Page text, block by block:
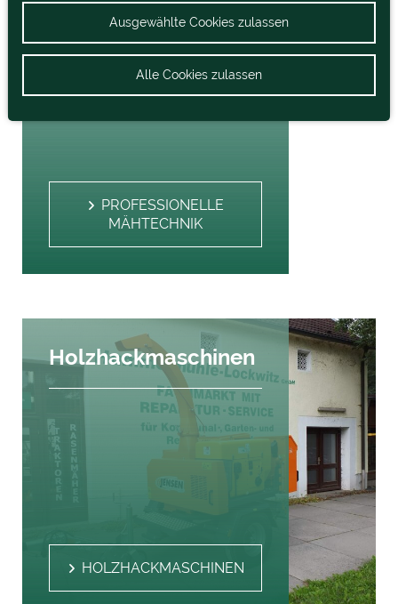
Ausgewählte Cookies zulassen
Alle Cookies zulassen
Professionelle
Mähtechnik
Rasentraktoren u.
PROFESSIONELLE
MÄHTECHNIK
Holzhackmaschinen
HOLZHACKMASCHINEN